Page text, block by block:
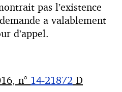
pas l’existence
a valablement
d’appel.
n° 14-21872 D